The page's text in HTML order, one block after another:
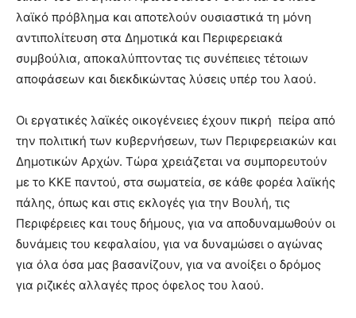
λαϊκό πρόβλημα και αποτελούν ουσιαστικά τη μόνη
αντιπολίτευση στα Δημοτικά και Περιφερειακά
συμβούλια, αποκαλύπτοντας τις συνέπειες τέτοιων
αποφάσεων και διεκδικώντας λύσεις υπέρ του λαού.
Οι εργατικές λαϊκές οικογένειες έχουν πικρή πείρα από
την πολιτική των κυβερνήσεων, των Περιφερειακών και
Δημοτικών Αρχών. Τώρα χρειάζεται να συμπορευτούν
με το ΚΚΕ παντού, στα σωματεία, σε κάθε φορέα λαϊκής
πάλης, όπως και στις εκλογές για την Βουλή, τις
Περιφέρειες και τους δήμους, για να αποδυναμωθούν οι
δυνάμεις του κεφαλαίου, για να δυναμώσει ο αγώνας
για όλα όσα μας βασανίζουν, για να ανοίξει ο δρόμος
για ριζικές αλλαγές προς όφελος του λαού.